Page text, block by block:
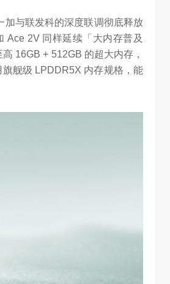
加与联发科的深度联调彻底释放
Ace 2V 同样延续「大内存普及
16GB + 512GB 的超大内存，
舰级 LPDDR5X 内存规格，能